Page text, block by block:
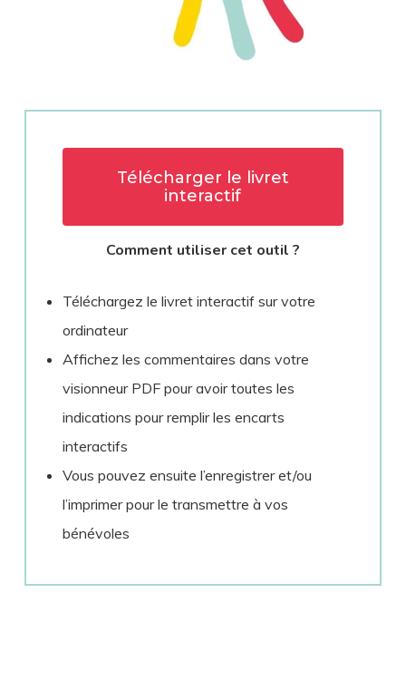
Télécharger le livret
interactif
Comment utiliser cet outil ?
Téléchargez le livret interactif sur votre
ordinateur
Affichez les commentaires dans votre
visionneur PDF pour avoir toutes les
indications pour remplir les encarts
interactifs
Vous pouvez ensuite l’enregistrer et/ou
l’imprimer pour le transmettre à vos
bénévoles